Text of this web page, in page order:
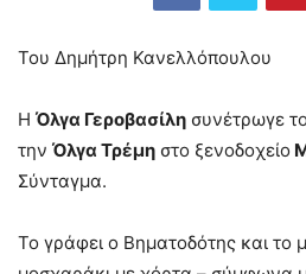
Του Δημήτρη Κανελλόπουλου
Η Όλγα Γεροβασίλη συνέτρωγε
την Όλγα Τρέμη στο ξενοδοχείο
Σύνταγμα.
Το γράφει ο Βηματοδότης και το